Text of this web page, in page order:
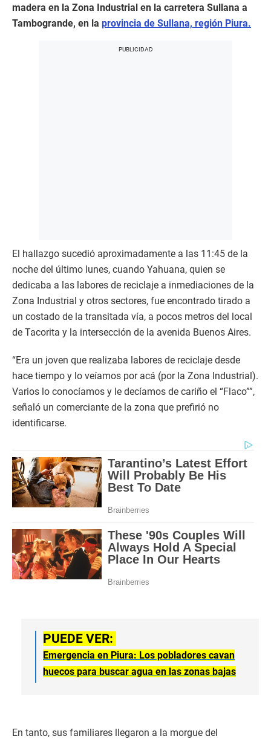
madera en la Zona Industrial en la carretera Sullana a
Tambogrande, en la provincia de Sullana, región Piura.
El hallazgo sucedió aproximadamente a las 11:45 de la
noche del último lunes, cuando Yahuana, quien se
dedicaba a las labores de reciclaje a inmediaciones de la
Zona Industrial y otros sectores, fue encontrado tirado a
un costado de la transitada vía, a pocos metros del local
de Tacorita y la intersección de la avenida Buenos Aires.
“Era un joven que realizaba labores de reciclaje desde
hace tiempo y lo veíamos por acá (por la Zona Industrial).
Varios lo conocíamos y le decíamos de cariño el “Flaco””,
señaló un comerciante de la zona que prefirió no
identificarse.
PUEDE VER:
Emergencia en Piura: Los pobladores cavan
huecos para buscar agua en las zonas bajas
En tanto, sus familiares llegaron a la morgue del